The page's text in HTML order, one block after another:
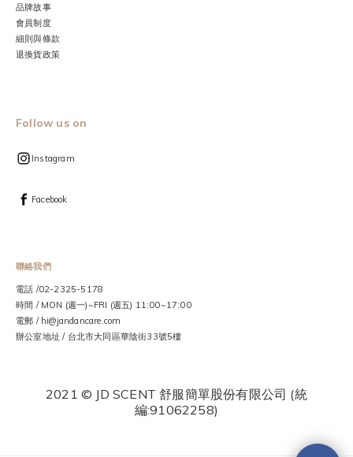
品牌故事
會員制度
細則與條款
退換貨政策
Follow us on
Instagram
Facebook
聯絡我們
電話 /02-2325-5178
時間 / MON (週一)~FRI (週五) 11:00~17:00
電郵 / hi@jandancare.com
辦公室地址 / 台北市大同區華陰街33號5樓
2021 © JD SCENT 舒服簡單股份有限公司 (統
編:91062258)